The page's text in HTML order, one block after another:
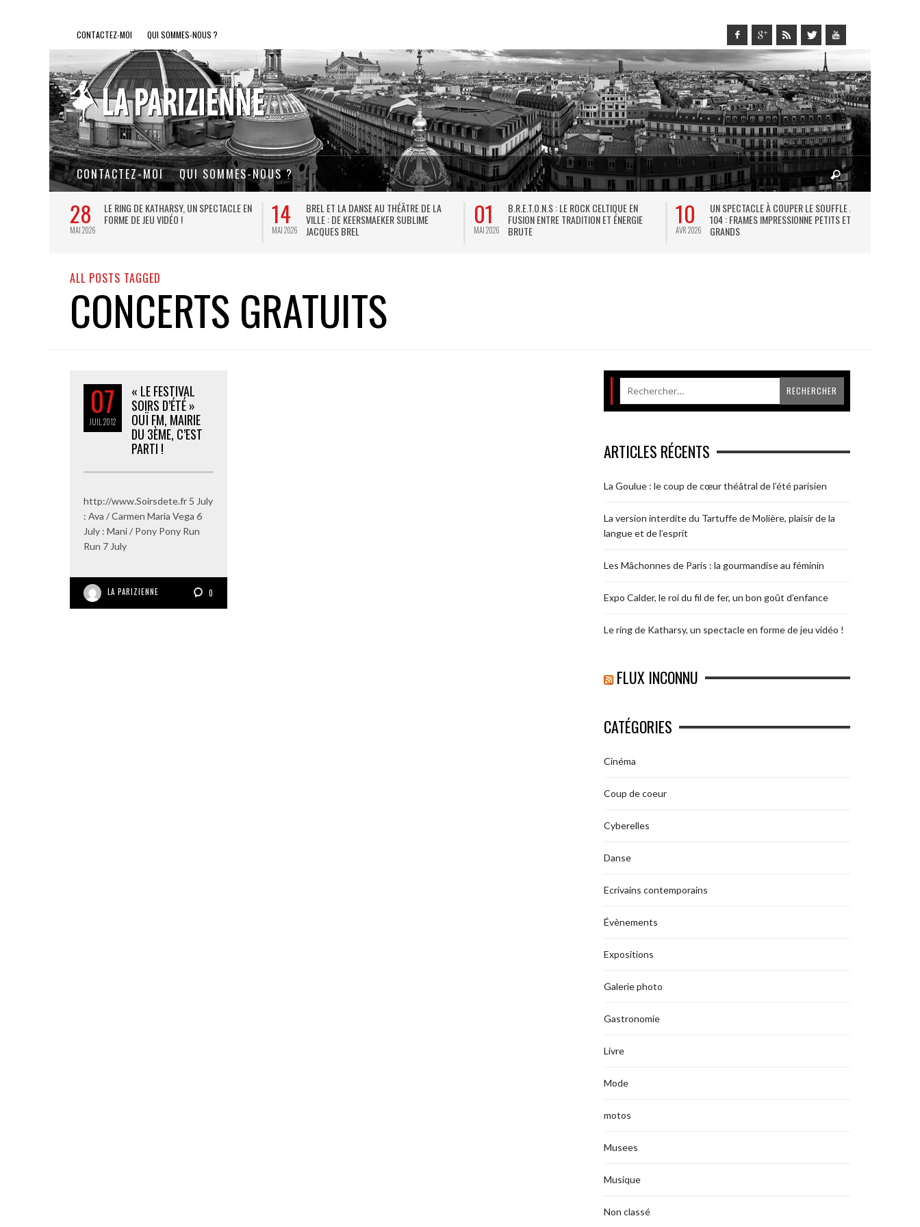
CONTACTEZ-MOI QUI SOMMES-NOUS ?
CONTACTEZ-MOI QUI SOMMES-NOUS ?
28
MAI 2026
LE RING DE KATHARSY, UN SPECTACLE EN
FORME DE JEU VIDÉO !
14
MAI 2026
BREL ET LA DANSE AU THÉÂTRE DE LA
VILLE : DE KEERSMAEKER SUBLIME
JACQUES BREL
01
MAI 2026
B.R.E.T.O.N.S : LE ROCK CELTIQUE EN
FUSION ENTRE TRADITION ET ÉNERGIE
BRUTE
10
AVR 2026
UN SPECTACLE À COUPER LE SOUFFLE AU
104 : FRAMES IMPRESSIONNE PETITS ET
GRANDS
ALL POSTS TAGGED
CONCERTS GRATUITS
07
JUIL 2012
« LE FESTIVAL
SOIRS D’ÉTÉ »
OUÏ FM, MAIRIE
DU 3ÈME, C’EST
PARTI !
http://www.Soirsdete.fr 5 July
: Ava / Carmen Maria Vega 6
July : Mani / Pony Pony Run
Run 7 July
LA PARIZIENNE 0
ARTICLES RÉCENTS
La Goulue : le coup de cœur théâtral de l’été parisien
La version interdite du Tartuffe de Molière, plaisir de la
langue et de l’esprit
Les Mâchonnes de Paris : la gourmandise au féminin
Expo Calder, le roi du fil de fer, un bon goût d’enfance
Le ring de Katharsy, un spectacle en forme de jeu vidéo !
FLUX INCONNU
CATÉGORIES
Cinéma
Coup de coeur
Cyberelles
Danse
Ecrivains contemporains
Évènements
Expositions
Galerie photo
Gastronomie
Livre
Mode
motos
Musees
Musique
Non classé